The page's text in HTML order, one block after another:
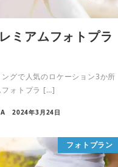
ミアムフォトプラ
グで人気のロケーション3か所
フォトプラ […]
2024年3月24日
フォトプラン